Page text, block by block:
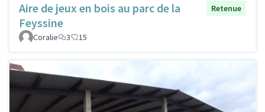
Aire de jeux en bois au parc de la
Feyssine
Retenue
Coralie 3 15